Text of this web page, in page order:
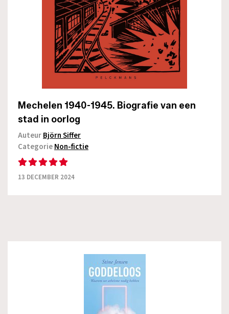
Mechelen 1940-1945. Biografie van een
stad in oorlog
AuteurBjörn Siffer
CategorieNon-fictie
13 DECEMBER 2024